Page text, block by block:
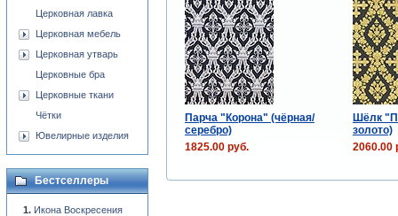
Парча "Корона" (чёрная/
серебро)
Шёлк
золото)
1825.00 руб.
2060.00
Церковная лавка
Церковная мебель
Церковная утварь
Церковные бра
Церковные ткани
Чётки
Ювелирные изделия
Бестселлеры
Икона Воскресения